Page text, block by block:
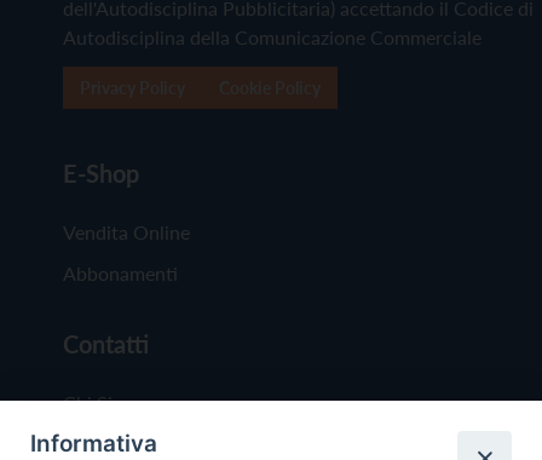
dell'Autodisciplina Pubblicitaria) accettando il Codice di
Autodisciplina della Comunicazione Commerciale
E-Shop
Vendita Online
Abbonamenti
Contatti
Chi Siamo
Redazione
Informativa